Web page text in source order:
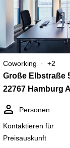
Coworking +2
Große Elbstraße
22767 Hamburg
Personen
Kontaktieren für
Preisauskunft